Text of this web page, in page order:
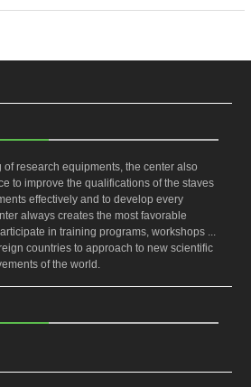
research equipments, the center also
to improve the qualifications of the staves
effectively and to develop every
always creates the most favorable
in training programs, workshops ...
countries to approach to new scientific
of the world.